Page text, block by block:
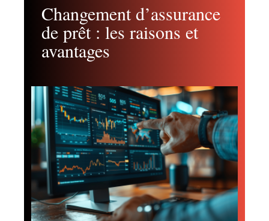
Changement d’assurance
de prêt : les raisons et
avantages